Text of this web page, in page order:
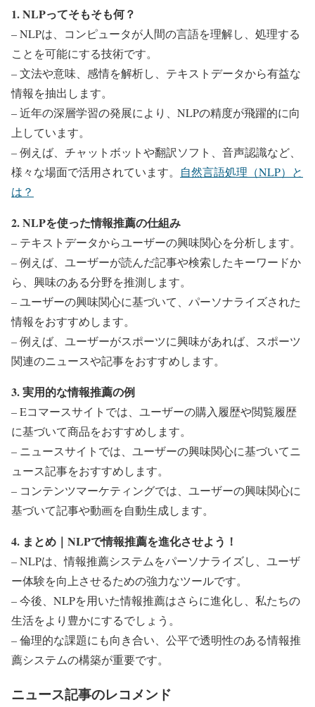
1. NLPってそもそも何？
– NLPは、コンピュータが人間の言語を理解し、処理する
ことを可能にする技術です。
– 文法や意味、感情を解析し、テキストデータから有益な
情報を抽出します。
– 近年の深層学習の発展により、NLPの精度が飛躍的に向
上しています。
– 例えば、チャットボットや翻訳ソフト、音声認識など、
様々な場面で活用されています。 自然言語処理（NLP）と
は？
2. NLPを使った情報推薦の仕組み
– テキストデータからユーザーの興味関心を分析します。
– 例えば、ユーザーが読んだ記事や検索したキーワードか
ら、興味のある分野を推測します。
– ユーザーの興味関心に基づいて、パーソナライズされた
情報をおすすめします。
– 例えば、ユーザーがスポーツに興味があれば、スポーツ
関連のニュースや記事をおすすめします。
3. 実用的な情報推薦の例
– Eコマースサイトでは、ユーザーの購入履歴や閲覧履歴
に基づいて商品をおすすめします。
– ニュースサイトでは、ユーザーの興味関心に基づいてニ
ュース記事をおすすめします。
– コンテンツマーケティングでは、ユーザーの興味関心に
基づいて記事や動画を自動生成します。
4. まとめ｜NLPで情報推薦を進化させよう！
– NLPは、情報推薦システムをパーソナライズし、ユーザ
ー体験を向上させるための強力なツールです。
– 今後、NLPを用いた情報推薦はさらに進化し、私たちの
生活をより豊かにするでしょう。
– 倫理的な課題にも向き合い、公平で透明性のある情報推
薦システムの構築が重要です。
ニュース記事のレコメンド